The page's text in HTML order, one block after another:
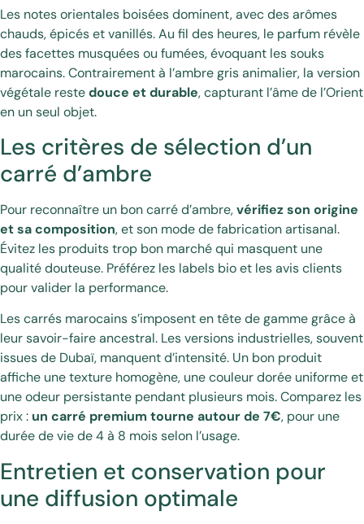
Les notes orientales boisées dominent, avec des arômes
chauds, épicés et vanillés. Au fil des heures, le parfum révèle
des facettes musquées ou fumées, évoquant les souks
marocains. Contrairement à l’ambre gris animalier, la version
végétale restedouce et durable, capturant l’âme de l’Orient
en un seul objet.
Les critères de sélection d’un
carré d’ambre
Pour reconnaître un bon carré d’ambre,vérifiez son origine
et sa composition, et son mode de fabrication artisanal.
Évitez les produits trop bon marché qui masquent une
qualité douteuse. Préférez les labels bio et les avis clients
pour valider la performance.
Les carrés marocains s’imposent en tête de gamme grâce à
leur savoir-faire ancestral. Les versions industrielles, souvent
issues de Dubaï, manquent d’intensité. Un bon produit
affiche une texture homogène, une couleur dorée uniforme et
une odeur persistante pendant plusieurs mois. Comparez les
prix : un carré premium tourne autour de 7€, pour une
durée de vie de 4 à 8 mois selon l’usage.
Entretien et conservation pour
une diffusion optimale